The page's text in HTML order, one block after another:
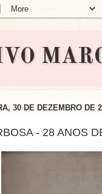
30 DE DEZEMBRO DE
- 28 ANOS